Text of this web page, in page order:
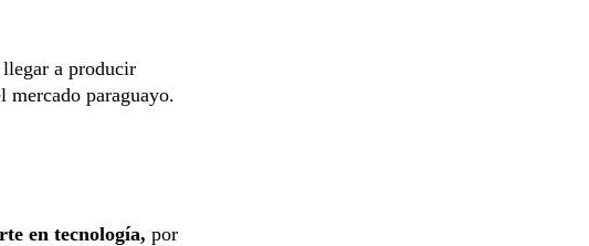
llegar a producir
mercado paraguayo.
en tecnología, por